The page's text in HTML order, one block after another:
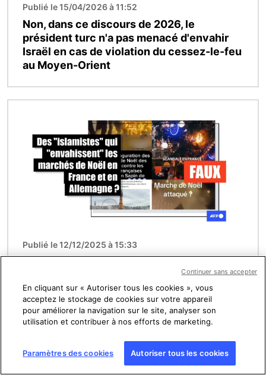
Publié le 15/04/2026 à 11:52
Non, dans ce discours de 2026, le
président turc n'a pas menacé d'envahir
Israël en cas de violation du cessez-le-feu
au Moyen-Orient
Publié le 12/12/2025 à 15:33
"islamistes" qui "envahissent" des
marchés de Noël en Europe
En cliquant sur « Autoriser tous les cookies », vous
acceptez le stockage de cookies sur votre appareil
pour améliorer la navigation sur le site, analyser son
utilisation et contribuer à nos efforts de marketing.
Paramètres des cookies Autoriser tous les cookies
Continuer sans accepter